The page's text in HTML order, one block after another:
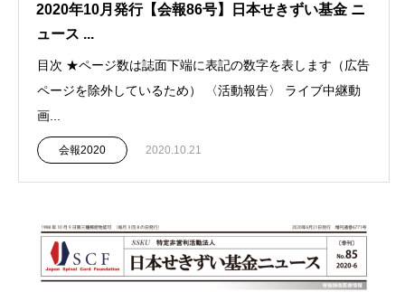
2020年10月発行【会報86号】日本せきずい基金 ニ
ュース ...
目次 ★ページ数は誌面下端に表記の数字を表します（広告
ページを除外しているため） 〈活動報告〉 ライブ中継動
画...
会報2020 2020.10.21